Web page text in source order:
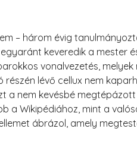
– három évig
keveredik a mester
vonalvezetés, melyek
lévő cellux nem
a nem kevésbé megtépázott
a Wikipédiához, mint a
ábrázol, amely